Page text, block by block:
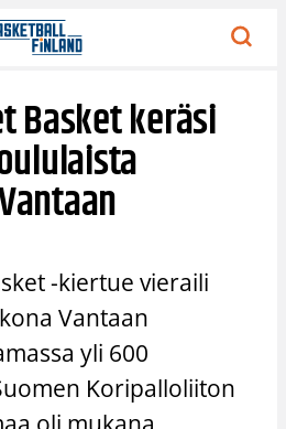
Basket keräsi
-kiertue vieraili
Vantaan
yli 600
Koripalloliiton